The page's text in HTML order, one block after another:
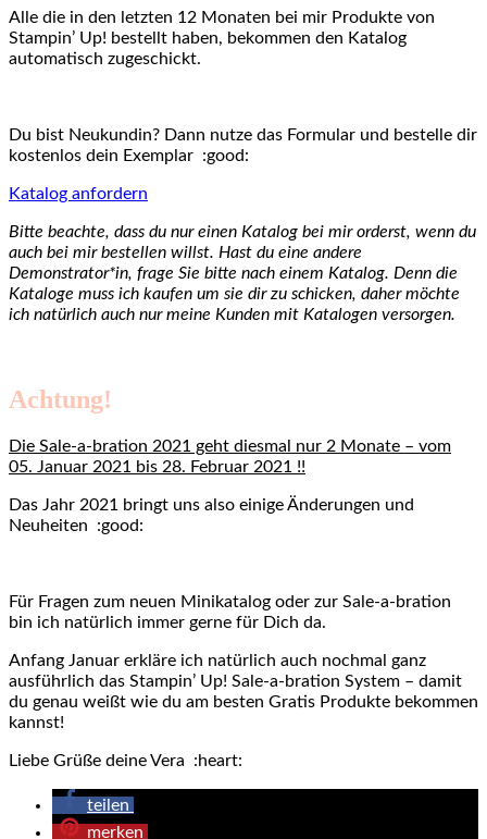
Alle die in den letzten 12 Monaten bei mir Produkte von
Stampin’ Up! bestellt haben, bekommen den Katalog
automatisch zugeschickt.
Du bist Neukundin? Dann nutze das Formular und bestelle dir
kostenlos dein Exemplar :good:
Katalog anfordern
Bitte beachte, dass du nur einen Katalog bei mir orderst, wenn du
auch bei mir bestellen willst. Hast du eine andere
Demonstrator*in, frage Sie bitte nach einem Katalog. Denn die
Kataloge muss ich kaufen um sie dir zu schicken, daher möchte
ich natürlich auch nur meine Kunden mit Katalogen versorgen.
Achtung!
Die Sale-a-bration 2021 geht diesmal nur 2 Monate – vom
05. Januar 2021 bis 28. Februar 2021 !!
Das Jahr 2021 bringt uns also einige Änderungen und
Neuheiten :good:
Für Fragen zum neuen Minikatalog oder zur Sale-a-bration
bin ich natürlich immer gerne für Dich da.
Anfang Januar erkläre ich natürlich auch nochmal ganz
ausführlich das Stampin’ Up! Sale-a-bration System – damit
du genau weißt wie du am besten Gratis Produkte bekommen
kannst!
Liebe Grüße deine Vera :heart:
teilen
merken